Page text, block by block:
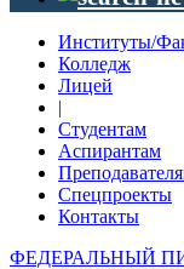
Институты/
Колледж
Лицей
|
Студентам
Аспирантам
Спецпроекты
Контакты
ФЕДЕРАЛЬНЫЙ